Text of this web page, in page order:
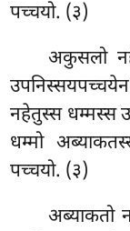
पच्चयो. (३)
अकुसलो
नहेतुस्स धम्मस्स
धम्मो
पच्चयो. (३)
अब्याकतो